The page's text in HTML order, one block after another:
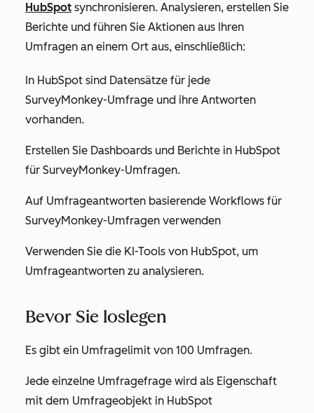
HubSpot synchronisieren. Analysieren, erstellen Sie
Berichte und führen Sie Aktionen aus Ihren
Umfragen an einem Ort aus, einschließlich:
In HubSpot sind Datensätze für jede
SurveyMonkey-Umfrage und ihre Antworten
vorhanden.
Erstellen Sie Dashboards und Berichte in HubSpot
für SurveyMonkey-Umfragen.
Auf Umfrageantworten basierende Workflows für
SurveyMonkey-Umfragen verwenden
Verwenden Sie die KI-Tools von HubSpot, um
Umfrageantworten zu analysieren.
Bevor Sie loslegen
Es gibt ein Umfragelimit von 100 Umfragen.
Jede einzelne Umfragefrage wird als Eigenschaft
mit dem Umfrageobjekt in HubSpot